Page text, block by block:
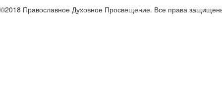
©2018 Православное Духовное Просвещение. Все права